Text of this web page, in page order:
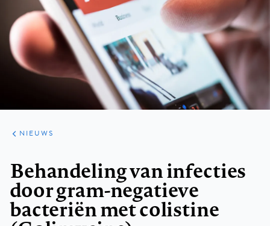
ARTIKELEN
HET
KORT
NIEUWS
Behandeling van infecties
door gram-negatieve
bacteriën met colistine